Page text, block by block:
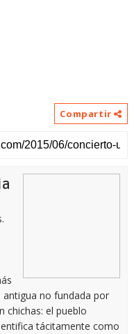
Compartir
antigua no fundada por
chichas: el pueblo
tácitamente como